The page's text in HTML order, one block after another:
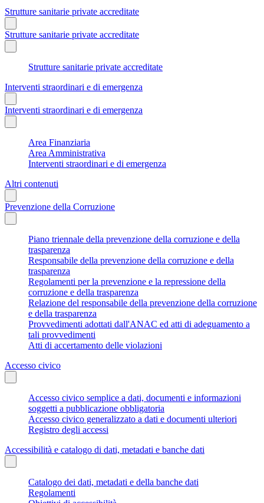
Strutture sanitarie private accreditate
Strutture sanitarie private accreditate
Strutture sanitarie private accreditate
Interventi straordinari e di emergenza
Interventi straordinari e di emergenza
Area Finanziaria
Area Amministrativa
Interventi straordinari e di emergenza
Altri contenuti
Prevenzione della Corruzione
Piano triennale della prevenzione della corruzione e della
trasparenza
Responsabile della prevenzione della corruzione e della
trasparenza
Regolamenti per la prevenzione e la repressione della
corruzione e della trasparenza
Relazione del responsabile della prevenzione della corruzione
e della trasparenza
Provvedimenti adottati dall'ANAC ed atti di adeguamento a
tali provvedimenti
Atti di accertamento delle violazioni
Accesso civico
Accesso civico semplice a dati, documenti e informazioni
soggetti a pubblicazione obbligatoria
Accesso civico generalizzato a dati e documenti ulteriori
Registro degli accessi
Accessibilità e catalogo di dati, metadati e banche dati
Catalogo dei dati, metadati e della banche dati
Regolamenti